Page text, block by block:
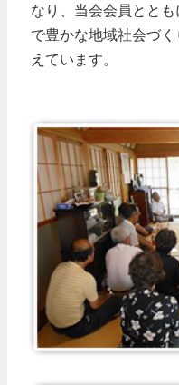
なり、当会会員とと
で豊かな地域社会づ
えています。